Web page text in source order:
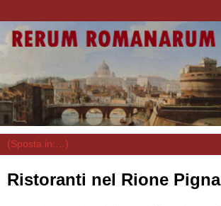
Ristoranti nel Rione Pigna